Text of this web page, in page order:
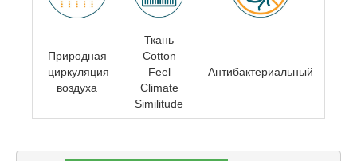
Природная
циркуляция
воздуха
Ткань
Cotton
Feel
Climate
Similitude
Антибактериальный